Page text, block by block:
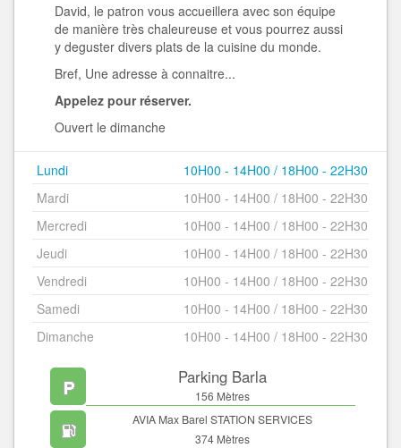
David, le patron vous accueillera avec son équipe
de manière très chaleureuse et vous pourrez aussi
y deguster divers plats de la cuisine du monde.
Bref, Une adresse à connaitre...
Appelez pour réserver.
Ouvert le dimanche
Lundi
10H00 - 14H00 / 18H00 - 22H30
Mardi
10H00 - 14H00 / 18H00 - 22H30
Mercredi
10H00 - 14H00 / 18H00 - 22H30
Jeudi
10H00 - 14H00 / 18H00 - 22H30
Vendredi
10H00 - 14H00 / 18H00 - 22H30
Samedi
10H00 - 14H00 / 18H00 - 22H30
Dimanche
10H00 - 14H00 / 18H00 - 22H30
Parking Barla
156 Mètres
AVIA Max Barel STATION SERVICES
374 Mètres